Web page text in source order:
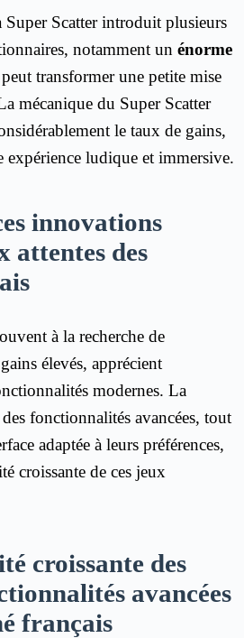
Super Scatter introduit plusieurs
notamment un énorme
transformer une petite mise
mécanique du Super Scatter
le taux de gains,
expérience ludique et immersive.
innovations
attentes des
à la recherche de
élevés, apprécient
modernes. La
fonctionnalités avancées, tout
adaptée à leurs préférences,
croissante de ces jeux
croissante des
avancées
français